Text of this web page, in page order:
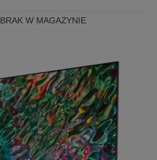
BRAK W MAGAZYNIE